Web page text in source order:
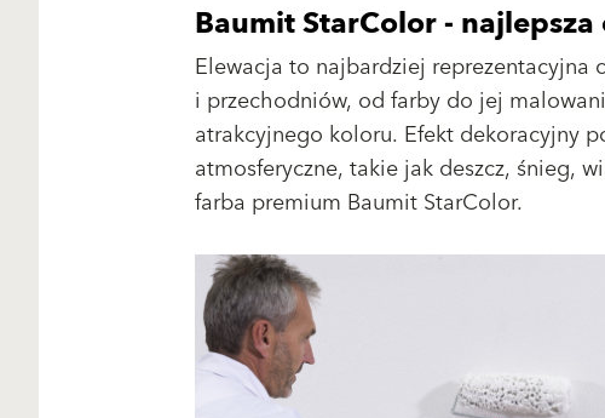
Baumit StarColor -
Elewacja to najbardziej reprezentacyjna
i przechodniów, od farby do jej
atrakcyjnego koloru. Efekt dekoracyjny
atmosferyczne, takie jak deszcz, śnieg,
farba premium Baumit StarColor.